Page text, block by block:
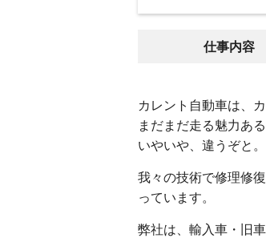
仕事内容
カレント自動車は、
まだまだ走る魅力あ
いやいや、違うぞと。
我々の技術で修理修
っています。
弊社は、輸入車・旧